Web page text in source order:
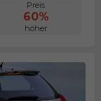
Preis
60%
höher